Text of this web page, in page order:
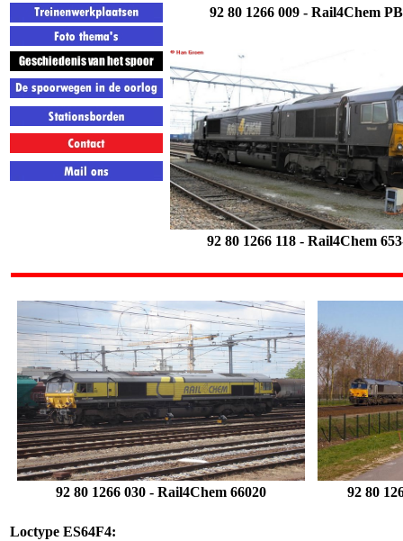
92 80 1266 009 - Rail4Chem
92 80 1266 118 - Rail4Chem
92 80 1266 030 - Rail4Chem 66020 92 80
Loctype ES64F4: